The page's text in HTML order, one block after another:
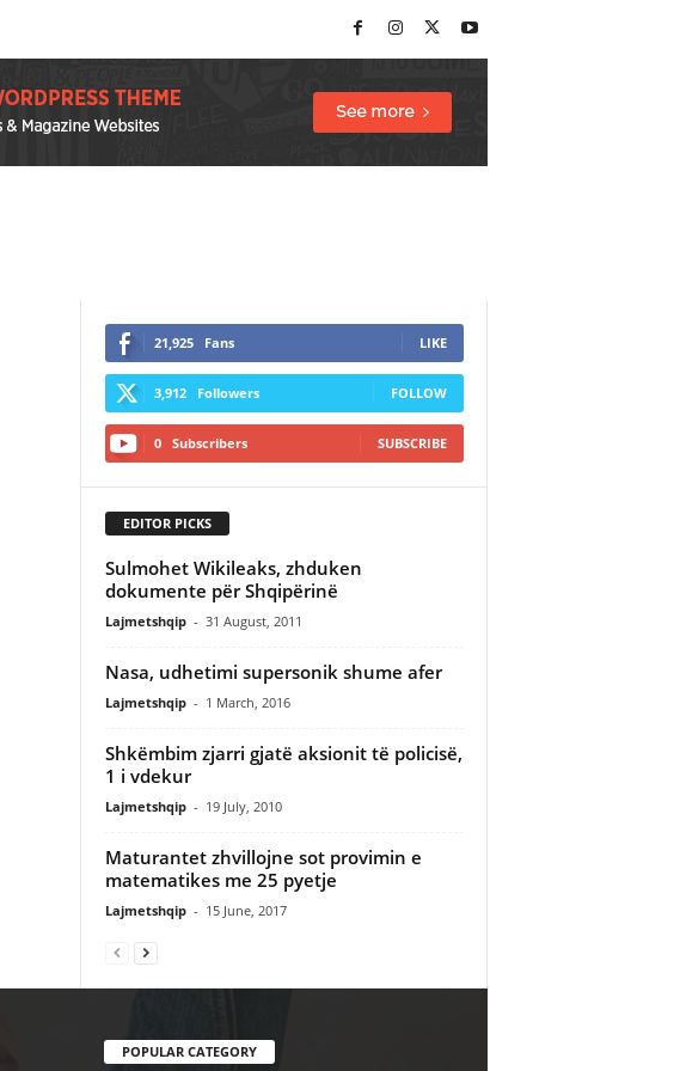
21,925 Fans LIKE
3,912 Followers FOLLOW
0 Subscribers SUBSCRIBE
EDITOR PICKS
Sulmohet Wikileaks, zhduken
dokumente për Shqipërinë
Lajmetshqip - 31 August, 2011
Nasa, udhetimi supersonik shume afer
Lajmetshqip - 1 March, 2016
Shkëmbim zjarri gjatë aksionit të policisë,
1 i vdekur
Lajmetshqip - 19 July, 2010
Maturantet zhvillojne sot provimin e
matematikes me 25 pyetje
Lajmetshqip - 15 June, 2017
POPULAR CATEGORY